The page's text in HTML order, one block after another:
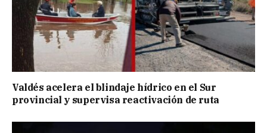
Valdés acelera el blindaje hídrico en el Sur
provincial y supervisa reactivación de ruta